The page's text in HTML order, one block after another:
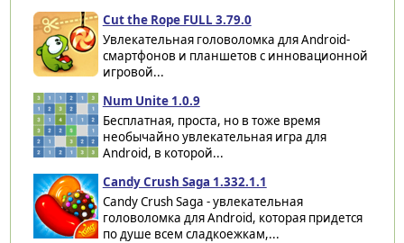
Cut the Rope FULL 3.79.0
Увлекательная головоломка для Android-
смартфонов и планшетов с инновационной
игровой...
Num Unite 1.0.9
Бесплатная, проста, но в тоже время
необычайно увлекательная игра для
Android, в которой...
Candy Crush Saga 1.332.1.1
Candy Crush Saga - увлекательная
головоломка для Android, которая придется
по душе всем сладкоежкам,...